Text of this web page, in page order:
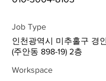
Job Type
인천광역시 미추홀구 경
(주안동 898-19) 2층
Workspace